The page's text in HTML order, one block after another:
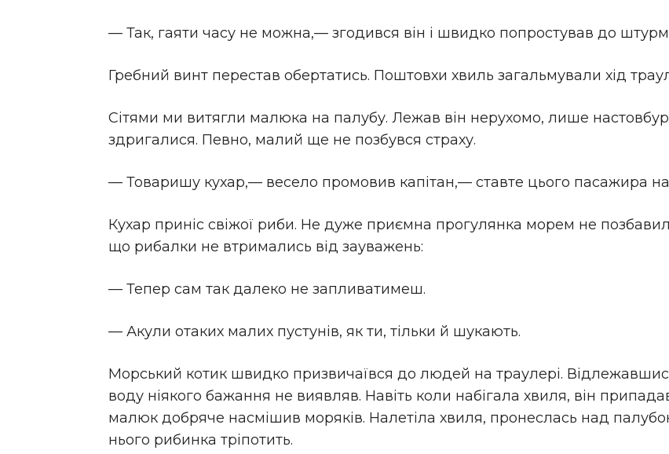
— Так, гаяти часу не можна,— згодився він і швидко попростував до
Гребний винт перестав обертатись. Поштовхи хвиль загальмували хід
Сітями ми витягли малюка на палубу. Лежав він нерухомо, лише
здригалися. Певно, малий ще не позбувся страху.
— Товаришу кухар,— весело промовив капітан,— ставте цього пасажира
Кухар приніс свіжої риби. Не дуже приємна прогулянка морем не
що рибалки не втримались від зауважень:
— Тепер сам так далеко не запливатимеш.
— Акули отаких малих пустунів, як ти, тільки й шукають.
Морський котик швидко призвичаївся до людей на траулері.
воду ніякого бажання не виявляв. Навіть коли набігала хвиля, він
малюк добряче насмішив моряків. Налетіла хвиля, пронеслась над
нього рибинка тріпотить.